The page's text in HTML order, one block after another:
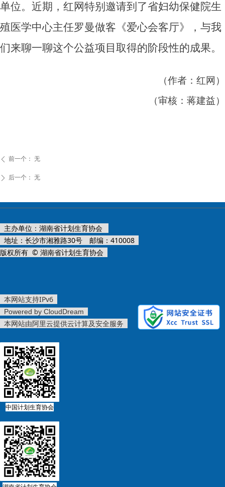
单位。 近期 ，红网特别邀请到了省妇幼保健院生
殖医学中心主任罗曼做客《爱心会客厅》，与我
们来聊一聊这个公益项目取得的阶段性的成果。
（作者：红网 ）
（审核：蒋建益）
ꄴ 前一个： 无
ꄲ 后一个： 无
主办单位：湖南省计划生育协会
地址：长沙市湘雅路30号 邮编：410008
版权所有 © 湖南省计划生育协会
中国计划生育协会
本网站支持IPv6
Powered by CloudDream
本网站由阿里云提供云计算及安全服务